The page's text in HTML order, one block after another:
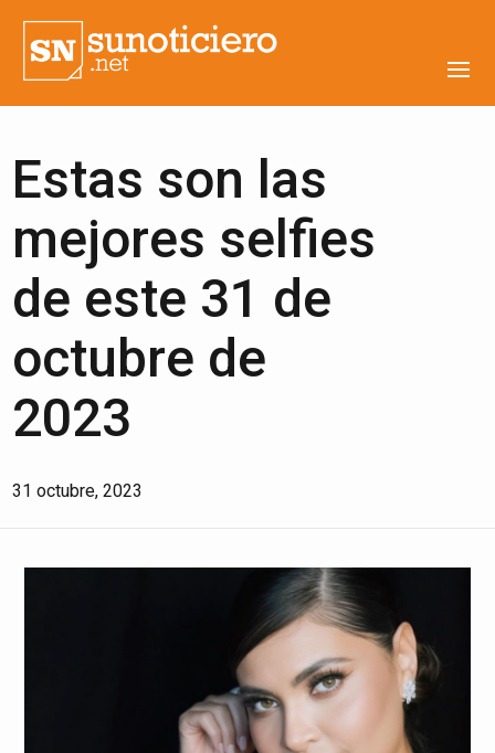
Estas son las
mejores selfies
de este 31 de
octubre de
2023
31 octubre, 2023